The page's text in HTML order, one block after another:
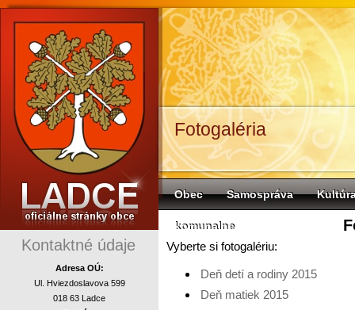
Kontaktné údaje
Adresa OÚ:
Ul. Hviezdoslavova 599
018 63 Ladce
Fotogaléria
Obec Samospráva
komunalne
Vyberte si fotogalériu:
Deň detí a rodiny 2015
Deň matiek 2015